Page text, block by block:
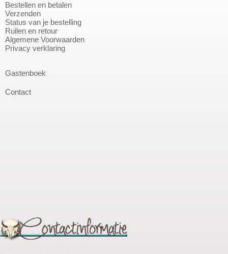
Bestellen en betalen
Verzenden
Status van je bestelling
Ruilen en retour
Algemene Voorwaarden
Privacy verklaring
Gastenboek
Contact